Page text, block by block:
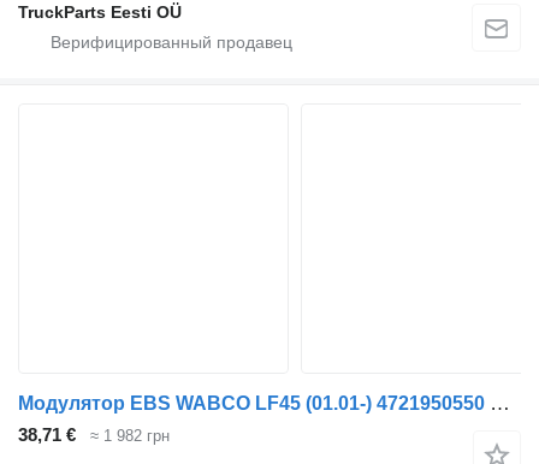
TruckParts Eesti OÜ
Модулятор EBS WABCO LF45 (01.01-) 4721950550 для тягача DAF LF45, LF55, LF180, CF65, CF75, CF85 (2001-)
38,71 € ≈ 1 982 грн